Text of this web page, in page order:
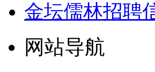
金坛儒林招聘
网站导航